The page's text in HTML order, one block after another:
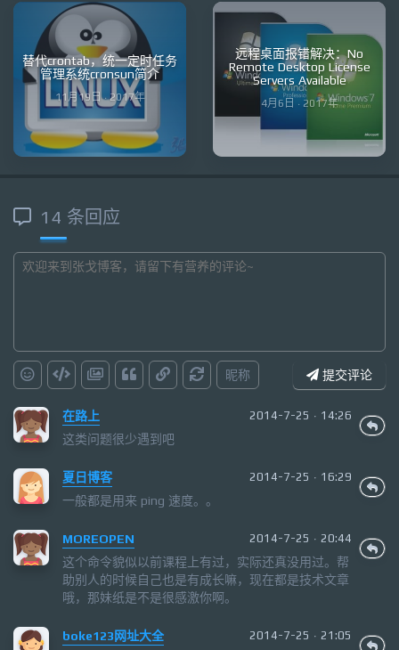
替代crontab，统一定时任务
管理系统cronsun简介
11月19日 · 2017年
远程桌面报错解决：No
Remote Desktop License
Servers Available
4月6日 · 2017年
14 条回应
昵称 提交评论
在路上 2014-7-25 · 14:26
这类问题很少遇到吧
夏日博客 2014-7-25 · 16:29
一般都是用来 ping 速度。。
MOREOPEN 2014-7-25 · 20:44
这个命令貌似以前课程上有过，实际还真没用过。帮
助别人的时候自己也是有成长嘛，现在都是技术文章
哦，那妹纸是不是很感激你啊。
boke123网址大全 2014-7-25 · 21:05